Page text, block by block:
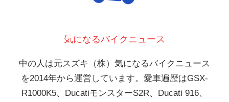
気になるバイクニュース
中の人は元スズキ（株）気になるバイクニュース
を2014年から運営しています。愛車遍歴はGSX-
R1000K5、DucatiモンスターS2R、Ducati 916、